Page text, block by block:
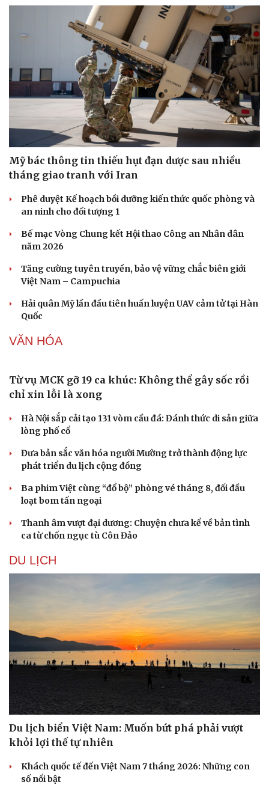
Sân khấu - Điện ảnh
Văn học
Âm nhạc
Di sản
Nghệ sĩ
Sao Việt
Mỹ bác thông tin thiếu hụt đạn dược sau nhiều
tháng giao tranh với Iran
Phê duyệt Kế hoạch bồi dưỡng kiến thức quốc phòng và
an ninh cho đối tượng 1
Bế mạc Vòng Chung kết Hội thao Công an Nhân dân
năm 2026
Tăng cường tuyên truyền, bảo vệ vững chắc biên giới
Việt Nam – Campuchia
Hải quân Mỹ lần đầu tiên huấn luyện UAV cảm tử tại Hàn
Quốc
VĂN HÓA
Từ vụ MCK gỡ 19 ca khúc: Không thể gây sốc rồi
chỉ xin lỗi là xong
Hà Nội sắp cải tạo 131 vòm cầu đá: Đánh thức di sản giữa
lòng phố cổ
Đưa bản sắc văn hóa người Mường trở thành động lực
phát triển du lịch cộng đồng
Ba phim Việt cùng “đổ bộ” phòng vé tháng 8, đối đầu
loạt bom tấn ngoại
Thanh âm vượt đại dương: Chuyện chưa kể về bản tình
ca từ chốn ngục tù Côn Đảo
DU LỊCH
Du lịch biển Việt Nam: Muốn bứt phá phải vượt
khỏi lợi thế tự nhiên
Khách quốc tế đến Việt Nam 7 tháng 2026: Những con
số nổi bật